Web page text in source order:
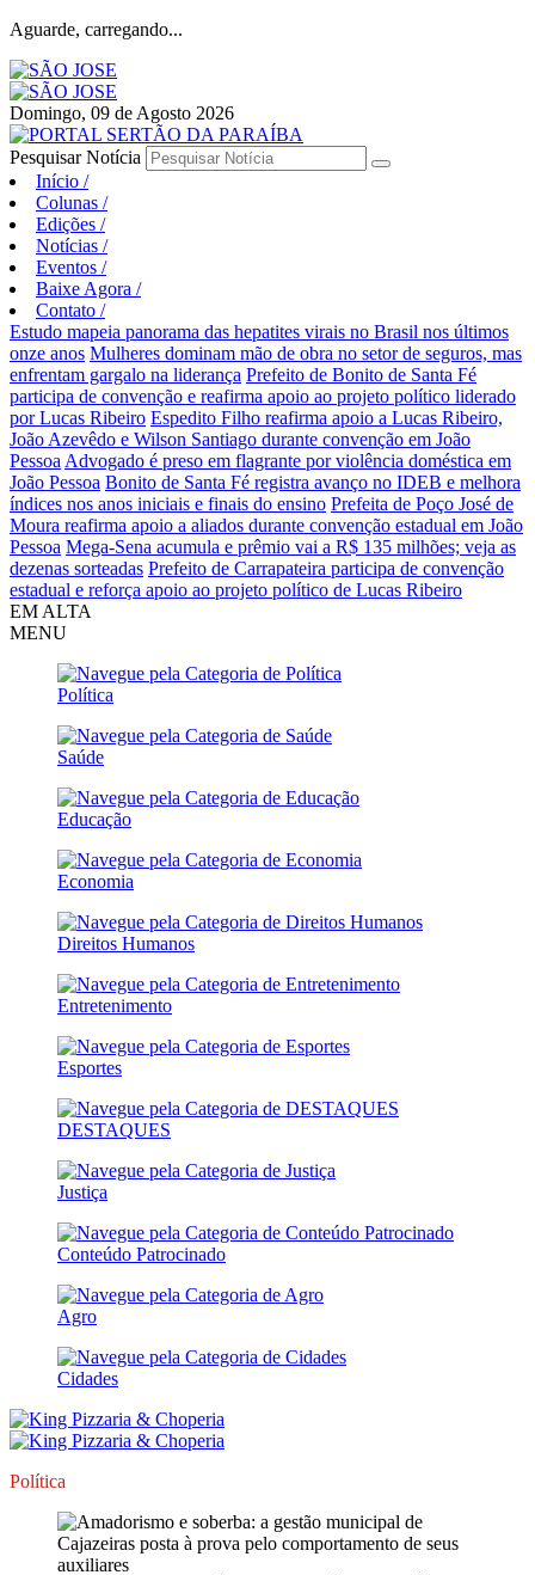
Aguarde, carregando...
Domingo, 09 de Agosto 2026
Pesquisar Notícia
Início /
Colunas /
Edições /
Notícias /
Eventos /
Baixe Agora /
Contato /
Estudo mapeia panorama das hepatites virais no Brasil nos últimos
onze anos Mulheres dominam mão de obra no setor de seguros, mas
enfrentam gargalo na liderança Prefeito de Bonito de Santa Fé
participa de convenção e reafirma apoio ao projeto político liderado
por Lucas Ribeiro Espedito Filho reafirma apoio a Lucas Ribeiro,
João Azevêdo e Wilson Santiago durante convenção em João
Pessoa Advogado é preso em flagrante por violência doméstica em
João Pessoa Bonito de Santa Fé registra avanço no IDEB e melhora
índices nos anos iniciais e finais do ensino Prefeita de Poço José de
Moura reafirma apoio a aliados durante convenção estadual em João
Pessoa Mega-Sena acumula e prêmio vai a R$ 135 milhões; veja as
dezenas sorteadas Prefeito de Carrapateira participa de convenção
estadual e reforça apoio ao projeto político de Lucas Ribeiro
EM ALTA
MENU
Política
Saúde
Educação
Economia
Direitos Humanos
Entretenimento
Esportes
DESTAQUES
Justiça
Conteúdo Patrocinado
Agro
Cidades
Política